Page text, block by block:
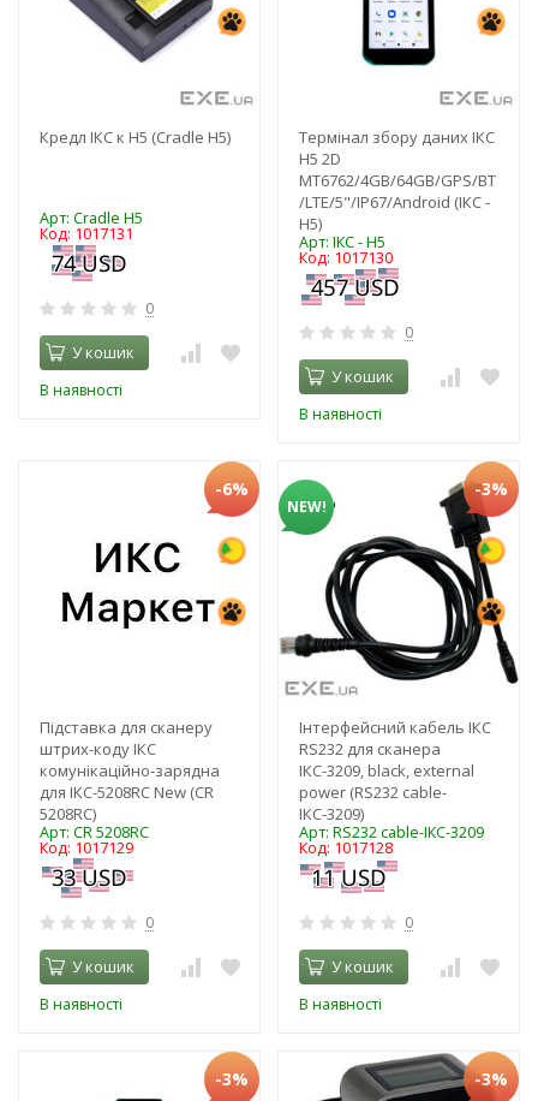
Кредл ІКС к H5 (Cradle H5)
Арт: Cradle H5
Код: 1017131
0
У кошик
В наявності
Термінал збору даних ІКС
H5 2D
MT6762/4GB/64GB/GPS/BT
/LTE/5"/IP67/Android (ІКС -
H5)
Арт: ІКС - H5
Код: 1017130
0
У кошик
В наявності
-6%
Підставка для сканеру
штрих-коду ІКС
комунікаційно-зарядна
для ІКС-5208RC New (CR
5208RC)
Арт: CR 5208RC
Код: 1017129
0
У кошик
В наявності
NEW!
-3%
Інтерфейсний кабель ІКС
RS232 для сканера
ІКС-3209, black, external
power (RS232 cable-
ІКС-3209)
Арт: RS232 cable-ІКС-3209
Код: 1017128
0
У кошик
В наявності
-3% -3%